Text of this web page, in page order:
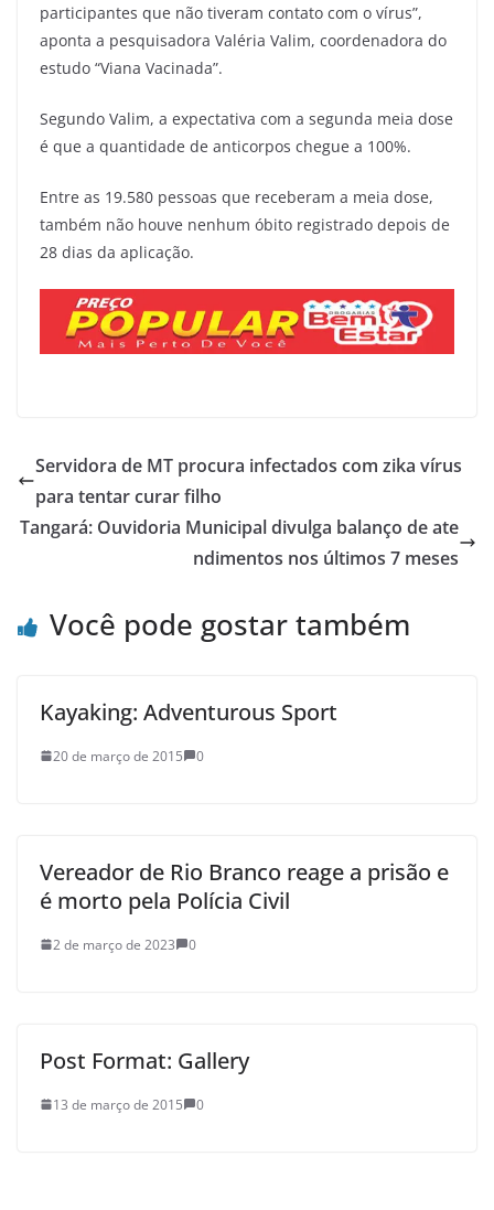
participantes que não tiveram contato com o vírus”,
aponta a pesquisadora Valéria Valim, coordenadora do
estudo “Viana Vacinada”.
Segundo Valim, a expectativa com a segunda meia dose
é que a quantidade de anticorpos chegue a 100%.
Entre as 19.580 pessoas que receberam a meia dose,
também não houve nenhum óbito registrado depois de
28 dias da aplicação.
Servidora de MT procura infectados com zika vírus
para tentar curar filho
Tangará: Ouvidoria Municipal divulga balanço de ate
ndimentos nos últimos 7 meses
Você pode gostar também
Kayaking: Adventurous Sport
20 de março de 2015 0
Vereador de Rio Branco reage a prisão e
é morto pela Polícia Civil
2 de março de 2023 0
Post Format: Gallery
13 de março de 2015 0